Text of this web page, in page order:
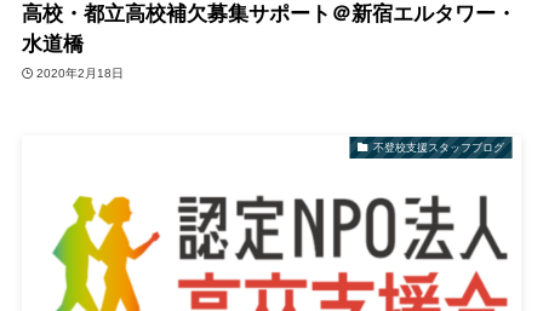
高校・都立高校補欠募集サポート＠新宿エルタワー・
水道橋
2020年2月18日
不登校支援スタッフブログ